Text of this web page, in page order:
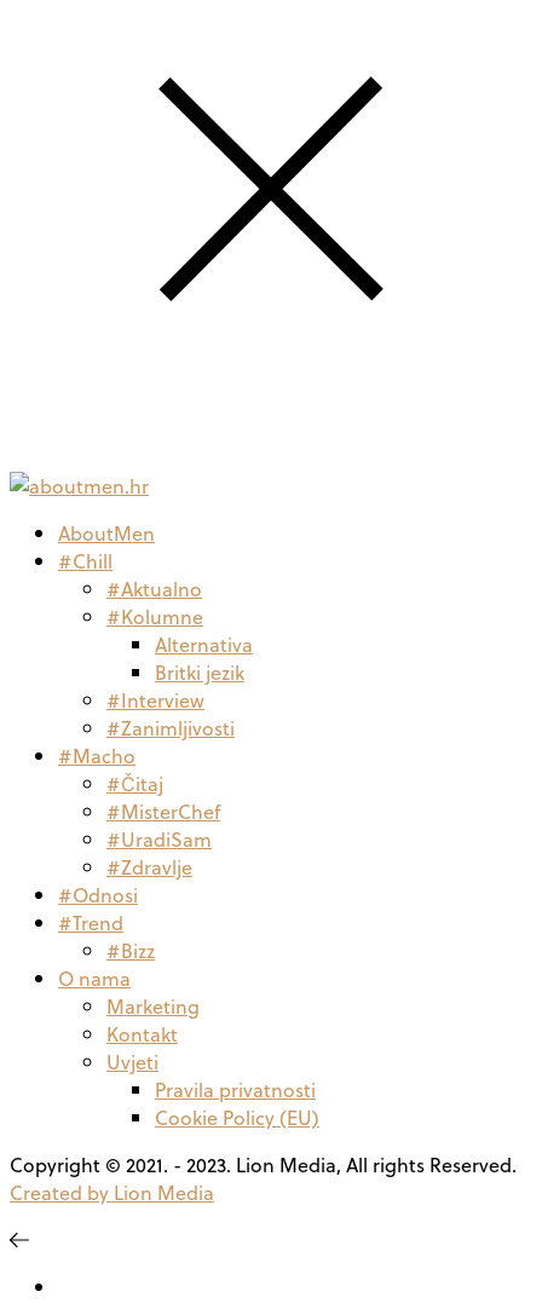
AboutMen
#Chill
#Aktualno
#Kolumne
Alternativa
Britki jezik
#Interview
#Zanimljivosti
#Macho
#Čitaj
#MisterChef
#UradiSam
#Zdravlje
#Odnosi
#Trend
#Bizz
O nama
Marketing
Kontakt
Uvjeti
Pravila privatnosti
Cookie Policy (EU)
Copyright © 2021. - 2023. Lion Media, All rights Reserved.
Created by Lion Media